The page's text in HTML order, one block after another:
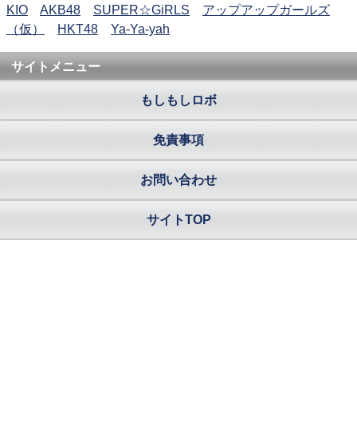
KIO
AKB48 SUPER☆GiRLS
アップアップガールズ
（仮）
HKT48 Ya-Ya-yah
サイトメニュー
もしもしロボ
免責事項
お問い合わせ
サイトTOP